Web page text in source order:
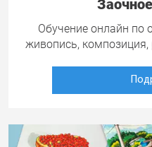
Обучение онлайн по
живопись, композиция,